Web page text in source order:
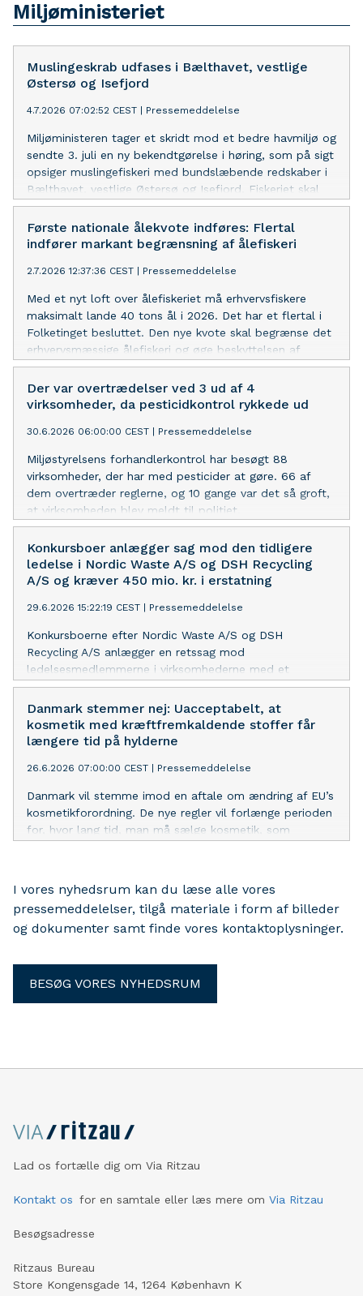
Miljøministeriet
Muslingeskrab udfases i Bælthavet, vestlige
Østersø og Isefjord
4.7.2026 07:02:52 CEST Pressemeddelelse
Miljøministeren tager et skridt mod et bedre havmiljø og
sendte 3. juli en ny bekendtgørelse i høring, som på sigt
opsiger muslingefiskeri med bundslæbende redskaber i
Bælthavet, vestlige Østersø og Isefjord. Fiskeriet skal
ophøre senest 30. september 2034, men ministeren vil
undersøge, om det kan udfases markant hurtigere.
Første nationale ålekvote indføres: Flertal
indfører markant begrænsning af ålefiskeri
2.7.2026 12:37:36 CEST Pressemeddelelse
Med et nyt loft over ålefiskeriet må erhvervsfiskere
maksimalt lande 40 tons ål i 2026. Det har et flertal i
Folketinget besluttet. Den nye kvote skal begrænse det
erhvervsmæssige ålefiskeri og øge beskyttelsen af
ålebestanden. Samtidig prioriteres fem mio. kroner til
udsætning af ål i 2027.
Der var overtrædelser ved 3 ud af 4
virksomheder, da pesticidkontrol rykkede ud
30.6.2026 06:00:00 CEST Pressemeddelelse
Miljøstyrelsens forhandlerkontrol har besøgt 88
virksomheder, der har med pesticider at gøre. 66 af
dem overtræder reglerne, og 10 gange var det så groft,
at virksomheden blev meldt til politiet.
Konkursboer anlægger sag mod den tidligere
ledelse i Nordic Waste A/S og DSH Recycling
A/S og kræver 450 mio. kr. i erstatning
29.6.2026 15:22:19 CEST Pressemeddelelse
Konkursboerne efter Nordic Waste A/S og DSH
Recycling A/S anlægger en retssag mod
ledelsesmedlemmerne i virksomhederne med et
erstatningskrav på ca. 450 mio. kr. Regeringen har stillet
den nødvendige sikkerhed for sagsomkostningerne, så
retssagen kan anlægges og princippet om, at
forureneren betaler forfølges.
Danmark stemmer nej: Uacceptabelt, at
kosmetik med kræftfremkaldende stoffer får
længere tid på hylderne
26.6.2026 07:00:00 CEST Pressemeddelelse
Danmark vil stemme imod en aftale om ændring af EU’s
kosmetikforordning. De nye regler vil forlænge perioden
for, hvor lang tid, man må sælge kosmetik, som
I vores nyhedsrum kan du læse alle vores
pressemeddelelser, tilgå materiale i form af billeder
og dokumenter samt finde vores kontaktoplysninger.
BESØG VORES NYHEDSRUM
Lad os fortælle dig om Via Ritzau
Kontakt os for en samtale eller læs mere om Via Ritzau
Besøgsadresse
Ritzaus Bureau
Store Kongensgade 14, 1264 København K